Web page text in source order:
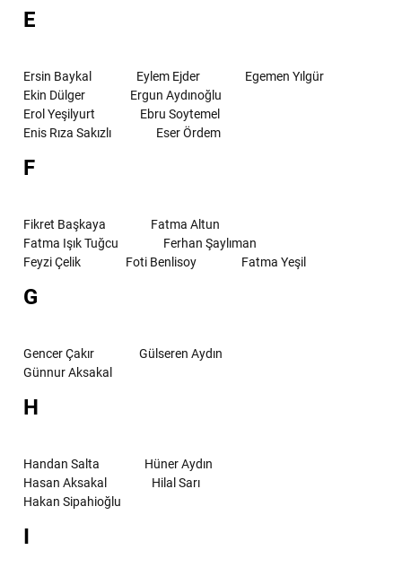
E
Ersin Baykal Eylem Ejder
Egemen Yılgür
Ekin Dülger
Ergun Aydınoğlu
Erol Yeşilyurt
Ebru Soytemel
Enis Rıza Sakızlı
Eser Ördem
F
Fikret Başkaya
Fatma Altun
Fatma Işık Tuğcu
Ferhan Şaylıman
Feyzi Çelik
Foti Benlisoy Fatma Yeşil
G
Gencer Çakır
Gülseren Aydın
Günnur Aksakal
H
Handan Salta
Hüner Aydın
Hasan Aksakal
Hilal Sarı
Hakan Sipahioğlu
I